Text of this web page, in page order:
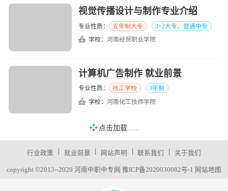
视觉传播设计与制作专业介绍
专业性质： 五年制大专
3+2大专、普通中专
学校： 河南经贸职业学院
计算机广告制作 就业前景
专业性质： 技工学校
3年制
学校： 河南化工技师学院
点击加载......
行业政策 就业前景 网站声明 联系我们 关于我们
copyright ©2013--2020 河南中职中专网 豫ICP备2020030082号-1 网站地图